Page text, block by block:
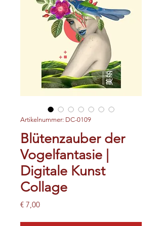
Artikelnummer: DC-0109
Blütenzauber der
Vogelfantasie |
Digitale Kunst
Collage
€ 7,00Preis